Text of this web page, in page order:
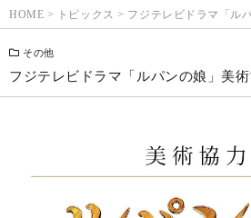
HOME > トピックス > フジテレビドラマ「ル
その他
フジテレビドラマ「ルパンの娘」美術